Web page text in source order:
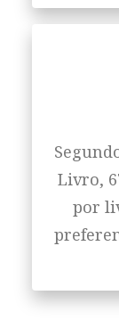
Livro,
por